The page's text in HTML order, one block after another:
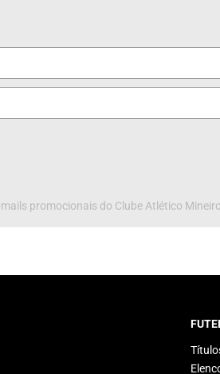
promocionais do Clube Atlético Mineiro.